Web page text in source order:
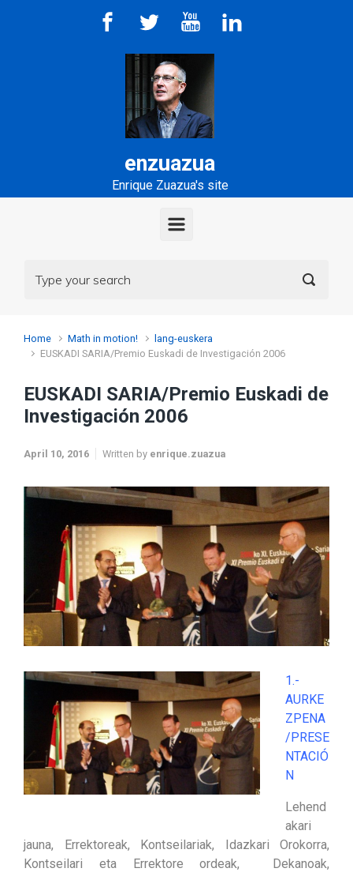
Skip to main content
enzuazua
Enrique Zuazua's site
Home Math in motion!
lang-euskera
EUSKADI SARIA/Premio Euskadi de Investigación 2006
EUSKADI SARIA/Premio Euskadi de
Investigación 2006
April 10, 2016 Written by enrique.zuazua
1.-
AURKE
ZPENA
/PRESE
NTACIÓ
N
Lehend
akari
jauna, Errektoreak, Kontseilariak, Idazkari Orokorra,
Kontseilari eta Errektore ordeak, Dekanoak,